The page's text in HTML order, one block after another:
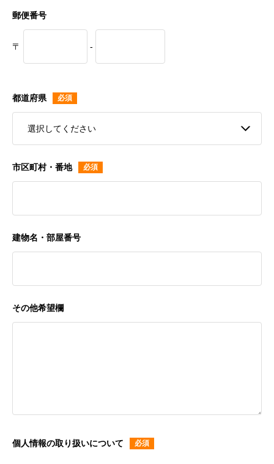
郵便番号
〒 -
都道府県
市区町村・番地
建物名・部屋番号
その他希望欄
個人情報の取り扱いについて